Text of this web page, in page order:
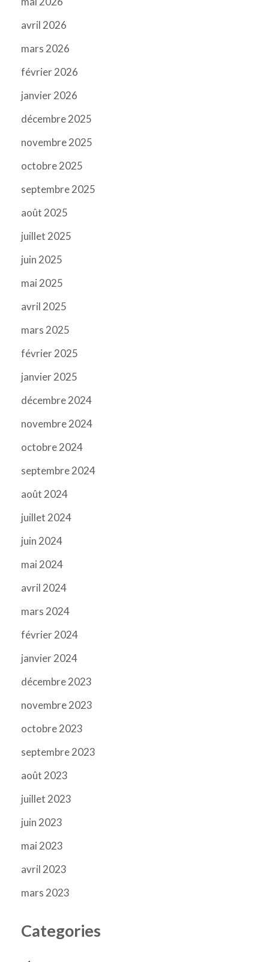
avril 2026
mars 2026
février 2026
janvier 2026
décembre 2025
novembre 2025
octobre 2025
septembre 2025
août 2025
juillet 2025
juin 2025
mai 2025
avril 2025
mars 2025
février 2025
janvier 2025
décembre 2024
novembre 2024
octobre 2024
septembre 2024
août 2024
juillet 2024
juin 2024
mai 2024
avril 2024
mars 2024
février 2024
janvier 2024
décembre 2023
novembre 2023
octobre 2023
septembre 2023
août 2023
juillet 2023
juin 2023
mai 2023
avril 2023
mars 2023
Categories